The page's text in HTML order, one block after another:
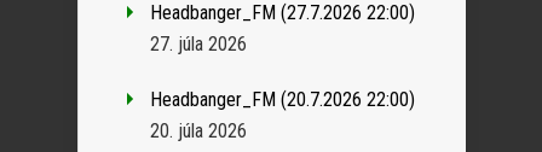
Headbanger_FM (27.7.2026 22:00)
27. júla 2026
Headbanger_FM (20.7.2026 22:00)
20. júla 2026